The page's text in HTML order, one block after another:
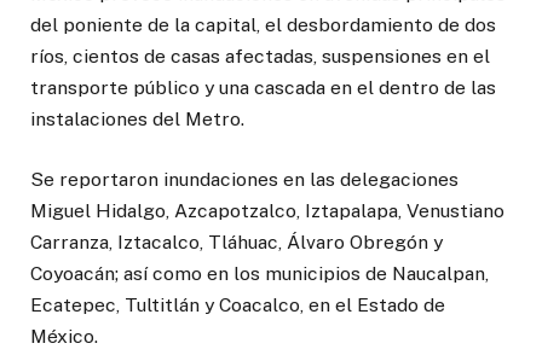
del poniente de la capital, el desbordamiento de dos
ríos, cientos de casas afectadas, suspensiones en el
transporte público y una cascada en el dentro de las
instalaciones del Metro.
Se reportaron inundaciones en las delegaciones
Miguel Hidalgo, Azcapotzalco, Iztapalapa, Venustiano
Carranza, Iztacalco, Tláhuac, Álvaro Obregón y
Coyoacán; así como en los municipios de Naucalpan,
Ecatepec, Tultitlán y Coacalco, en el Estado de
México.